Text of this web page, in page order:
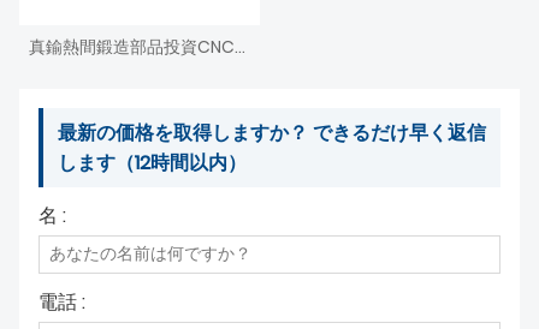
真鍮熱間鍛造部品投資CNC機械加工ダイカスト
最新の価格を取得しますか？ できるだけ早く返信
します（12時間以内）
名 :
電話 :